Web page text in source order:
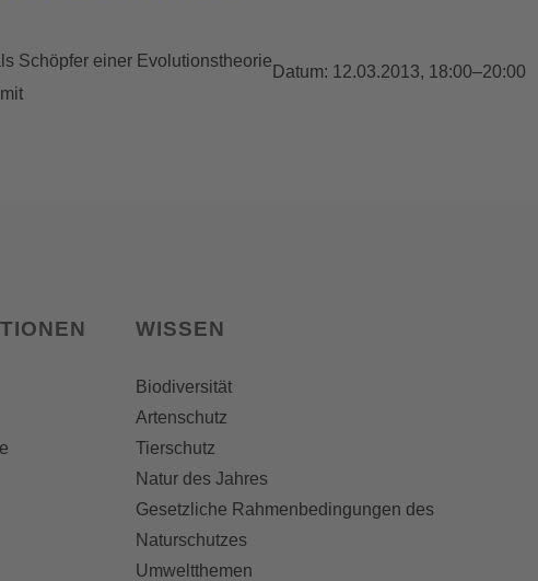
Schöpfer einer Evolutionstheorie
Datum: 12.03.2013, 18:00–20:00
WISSEN
Biodiversität
Artenschutz
Tierschutz
Natur des Jahres
Gesetzliche Rahmenbedingungen des
Naturschutzes
Umweltthemen